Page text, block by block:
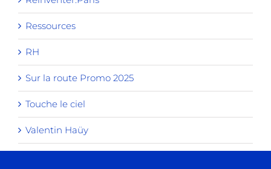
Ressources
RH
Sur la route Promo 2025
Touche le ciel
Valentin Haüy